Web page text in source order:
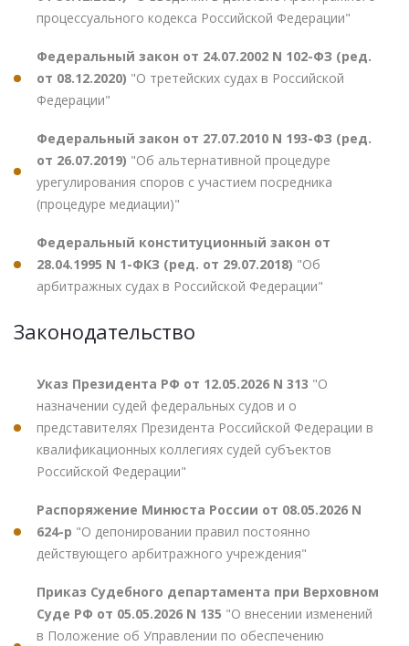
процессуального кодекса Российской Федерации"
Федеральный закон от 24.07.2002 N 102-ФЗ (ред.
от 08.12.2020) "О третейских судах в Российской
Федерации"
Федеральный закон от 27.07.2010 N 193-ФЗ (ред.
от 26.07.2019) "Об альтернативной процедуре
урегулирования споров с участием посредника
(процедуре медиации)"
Федеральный конституционный закон от
28.04.1995 N 1-ФКЗ (ред. от 29.07.2018) "Об
арбитражных судах в Российской Федерации"
Законодательство
Указ Президента РФ от 12.05.2026 N 313 "О
назначении судей федеральных судов и о
представителях Президента Российской Федерации в
квалификационных коллегиях судей субъектов
Российской Федерации"
Распоряжение Минюста России от 08.05.2026 N
624-р "О депонировании правил постоянно
действующего арбитражного учреждения"
Приказ Судебного департамента при Верховном
Суде РФ от 05.05.2026 N 135 "О внесении изменений
в Положение об Управлении по обеспечению